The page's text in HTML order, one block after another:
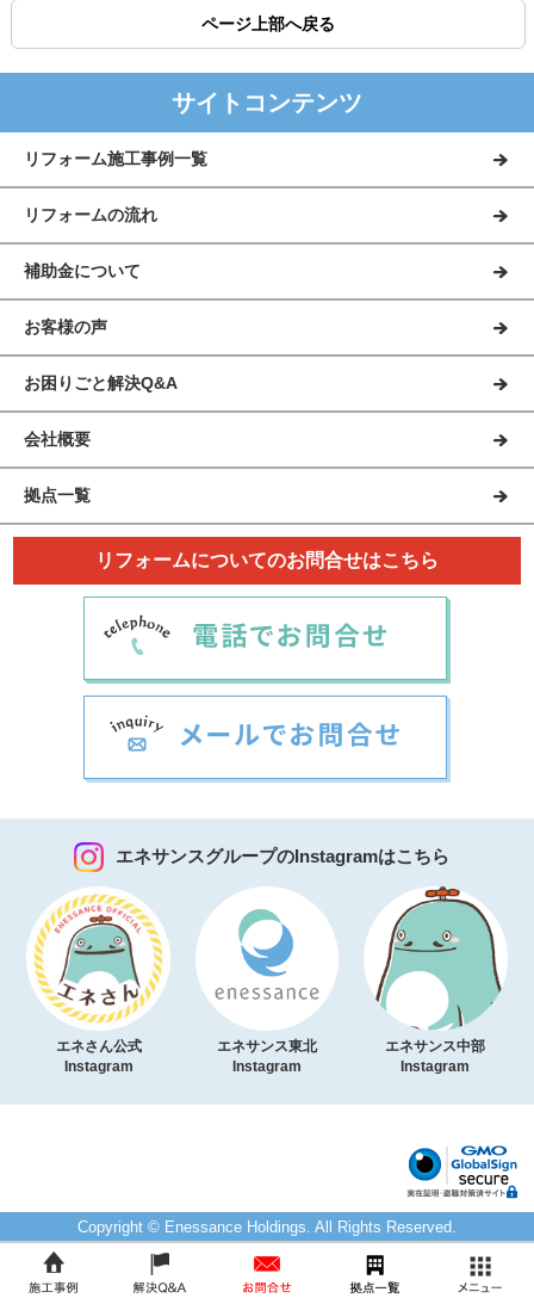
ページ上部へ戻る
サイトコンテンツ
リフォーム施工事例一覧
リフォームの流れ
補助金について
お客様の声
お困りごと解決Q&A
会社概要
拠点一覧
リフォームについてのお問合せはこちら
エネサンスグループのInstagramはこちら
エネさん公式
Instagram
エネサンス東北
Instagram
エネサンス中部
Instagram
Copyright © Enessance Holdings. All Rights Reserved.